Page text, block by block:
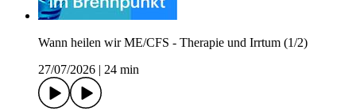
Wann heilen wir ME/CFS - Therapie und Irrtum (1/2)
27/07/2026
24 min